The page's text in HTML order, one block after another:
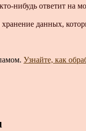
нибудь ответит на
данных,
Узнайте, как